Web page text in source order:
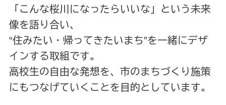
「こんな桜川になったらいいな」という未来
像を語り合い、
“住みたい・帰ってきたいまち”を一緒にデザ
インする取組です。
高校生の自由な発想を、市のまちづくり施策
にもつなげていくことを目的としています。